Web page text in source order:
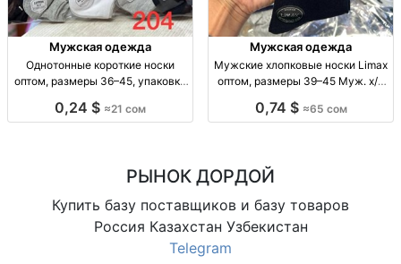
Мужская одежда
Однотонные короткие носки
оптом, размеры 36–45, упаковка
носки оптом, р-р 36–41 и 41–45,
0,24 $ ≈21 сом
Мужская одежда
Мужские хлопковые носки Limax
оптом, размеры 39–45 Муж. х/б
пар, 65 сом.
0,74 $ ≈65 сом
РЫНОК ДОРДОЙ
Купить базу поставщиков и базу товаров
Россия Казахстан Узбекистан
Telegram